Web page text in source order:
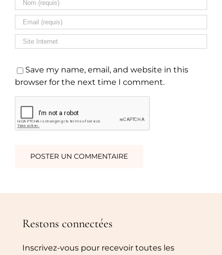
Save my name, email, and website in this
browser for the next time I comment.
Restons connectées
Inscrivez-vous pour recevoir toutes les